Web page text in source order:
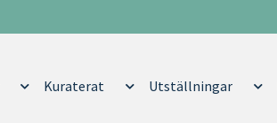
Kuraterat Utställningar